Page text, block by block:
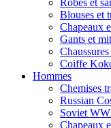
Blouses et
Chapeaux
Gants et
Coiffe
Hommes
Chemises
Russian
Soviet
Chapeaux